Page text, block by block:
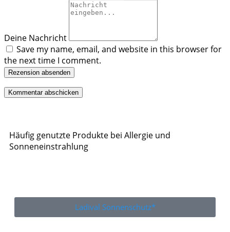
Deine Nachricht
Save my name, email, and website in this browser for
the next time I comment.
Rezension absenden
Häufig genutzte Produkte bei Allergie und
Sonneneinstrahlung
Ladival Sonnenschutz*